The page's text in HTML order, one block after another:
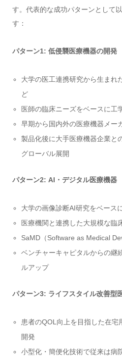
す。代表的な成功パターンとして
す：
パターン1: 低侵襲医療機器の開発
大学の医工連携研究から生まれ
ど
医師の臨床ニーズをベースに工
早期から国内外の医療機器メー
製品化後に大手医療機器企業と
グローバル展開
パターン2: AI・デジタル医療機器
大学の画像診断AI研究をベース
医療機関と連携した大規模な臨
SaMD（Software as Medical
ベンチャーキャピタルからの継
ルアップ
パターン3: ライフスタイル改善型
患者のQOL向上を目指した在
開発
小型化・簡便化技術で従来は病